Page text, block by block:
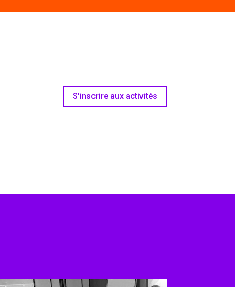
S'inscrire aux activités